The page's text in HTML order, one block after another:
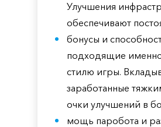
Улучшения
обеспечивают
бонусы и
подходящие
стилю игры.
заработанные
очки улучшений в
мощь паробота и